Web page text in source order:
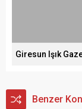
Giresun Işık
Benzer